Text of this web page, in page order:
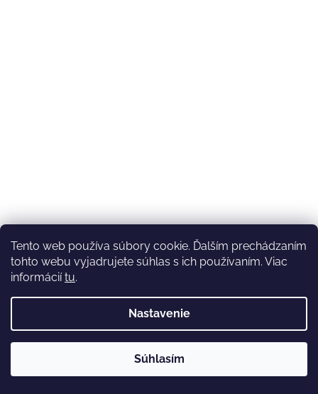
Tento web používa súbory cookie. Ďalším prechádzaním
tohto webu vyjadrujete súhlas s ich používaním. Viac
informáciítu.
Nastavenie
Súhlasím
nedostupná (na email reagujeme nonstop), expedícia ako
obvykle💚Ďakujeme, že ste s nami💚